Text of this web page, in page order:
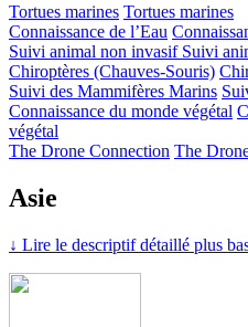
Tortues marines Tortues marines
Connaissance de l’Eau
Suivi animal non invasif Suivi
Chiroptères (Chauves-Souris)
Suivi des Mammifères Marins
Connaissance du monde végétal
végétal
The Drone Connection The
Asie
↓ Lire le descriptif détaillé plus